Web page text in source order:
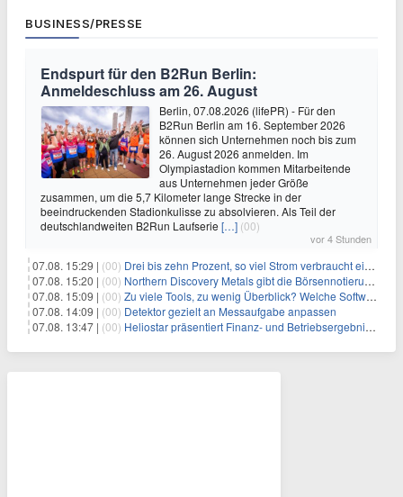
BUSINESS/PRESSE
Endspurt für den B2Run Berlin:
Anmeldeschluss am 26. August
Berlin, 07.08.2026 (lifePR) - Für den
B2Run Berlin am 16. September 2026
können sich Unternehmen noch bis zum
26. August 2026 anmelden. Im
Olympiastadion kommen Mitarbeitende
aus Unternehmen jeder Größe
zusammen, um die 5,7 Kilometer lange Strecke in der
beeindruckenden Stadionkulisse zu absolvieren. Als Teil der
deutschlandweiten B2Run Laufserie […] (00)
vor 4 Stunden
07.08. 15:29 | (00) Drei bis zehn Prozent, so viel Strom verbraucht ein Aufzug im Gebäude
07.08. 15:20 | (00) Northern Discovery Metals gibt die Börsennotierung an der Frankfurter Wertpapierbörse bekannt
07.08. 15:09 | (00) Zu viele Tools, zu wenig Überblick? Welche Software IT-Dienstleister wirklich brauchen
07.08. 14:09 | (00) Detektor gezielt an Messaufgabe anpassen
07.08. 13:47 | (00) Heliostar präsentiert Finanz- und Betriebsergebnis für das zweite Quartal 2026 mit Goldproduktion und Barreserven in Rekordhöhe